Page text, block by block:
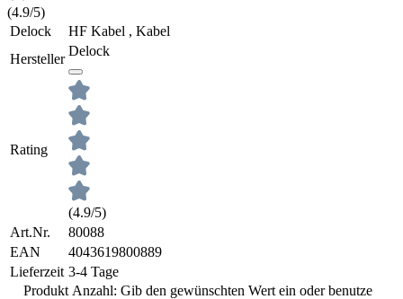
(4.9/5)
Delock
HF Kabel , Kabel
Hersteller
Delock
Rating
(4.9/5)
Art.Nr.
80088
EAN
4043619800889
Lieferzeit 3-4 Tage
Produkt Anzahl: Gib den gewünschten Wert ein oder benutze